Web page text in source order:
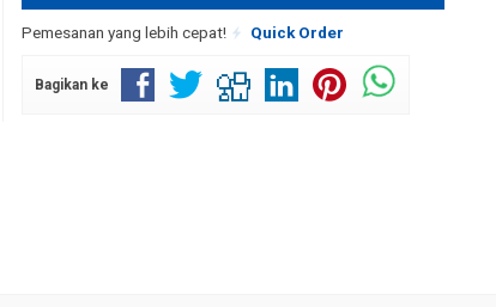
Pemesanan yang lebih cepat! Quick Order
Bagikan ke
Rp 6.000